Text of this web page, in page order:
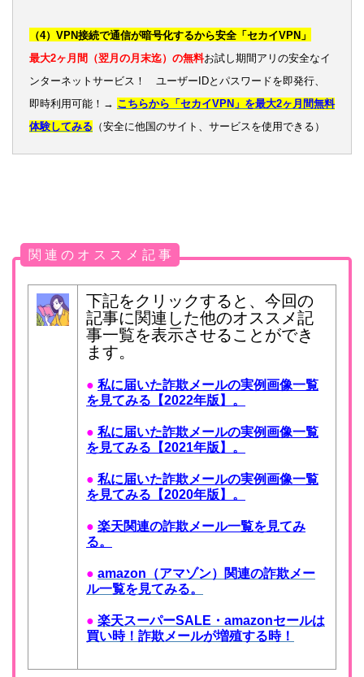
（4）VPN接続で通信が暗号化するから安全「セカイVPN」
最大2ヶ月間（翌月の月末迄）の無料お試し期間アリの安全なイ
ンターネットサービス！ ユーザーIDとパスワードを即発行、
即時利用可能！→ こちらから「セカイVPN」を最大2ヶ月間無料
体験してみる （安全に他国のサイト、サービスを使用できる）
関 連 の オ ス ス メ 記 事
下記をクリックすると、今回の
記事に関連した他のオススメ記
事一覧を表示させることができ
ます。
● 私に届いた詐欺メールの実例画像一覧
を見てみる【2022年版】。
● 私に届いた詐欺メールの実例画像一覧
を見てみる【2021年版】。
● 私に届いた詐欺メールの実例画像一覧
を見てみる【2020年版】。
● 楽天関連の詐欺メール一覧を見てみ
る。
● amazon（アマゾン）関連の詐欺メー
ル一覧を見てみる。
● 楽天スーパーSALE・amazonセールは
買い時！詐欺メールが増殖する時！